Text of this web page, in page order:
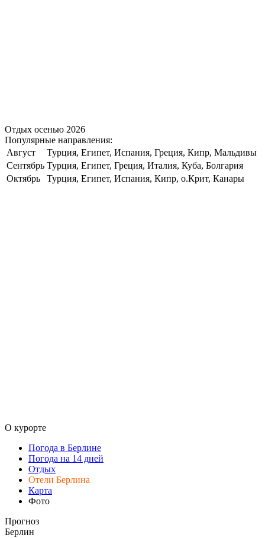
Отдых осенью 2026
Популярные направления:
Август
Турция, Египет, Испания, Греция, Кипр, Мальдивы
Сентябрь Турция, Египет, Греция, Италия, Куба, Болгария
Октябрь
Турция, Египет, Испания, Кипр, о.Крит, Канары
О курорте
Погода в Берлине
Погода на 14 дней
Отдых
Отели Берлина
Карта
Фото
Прогноз
Берлин